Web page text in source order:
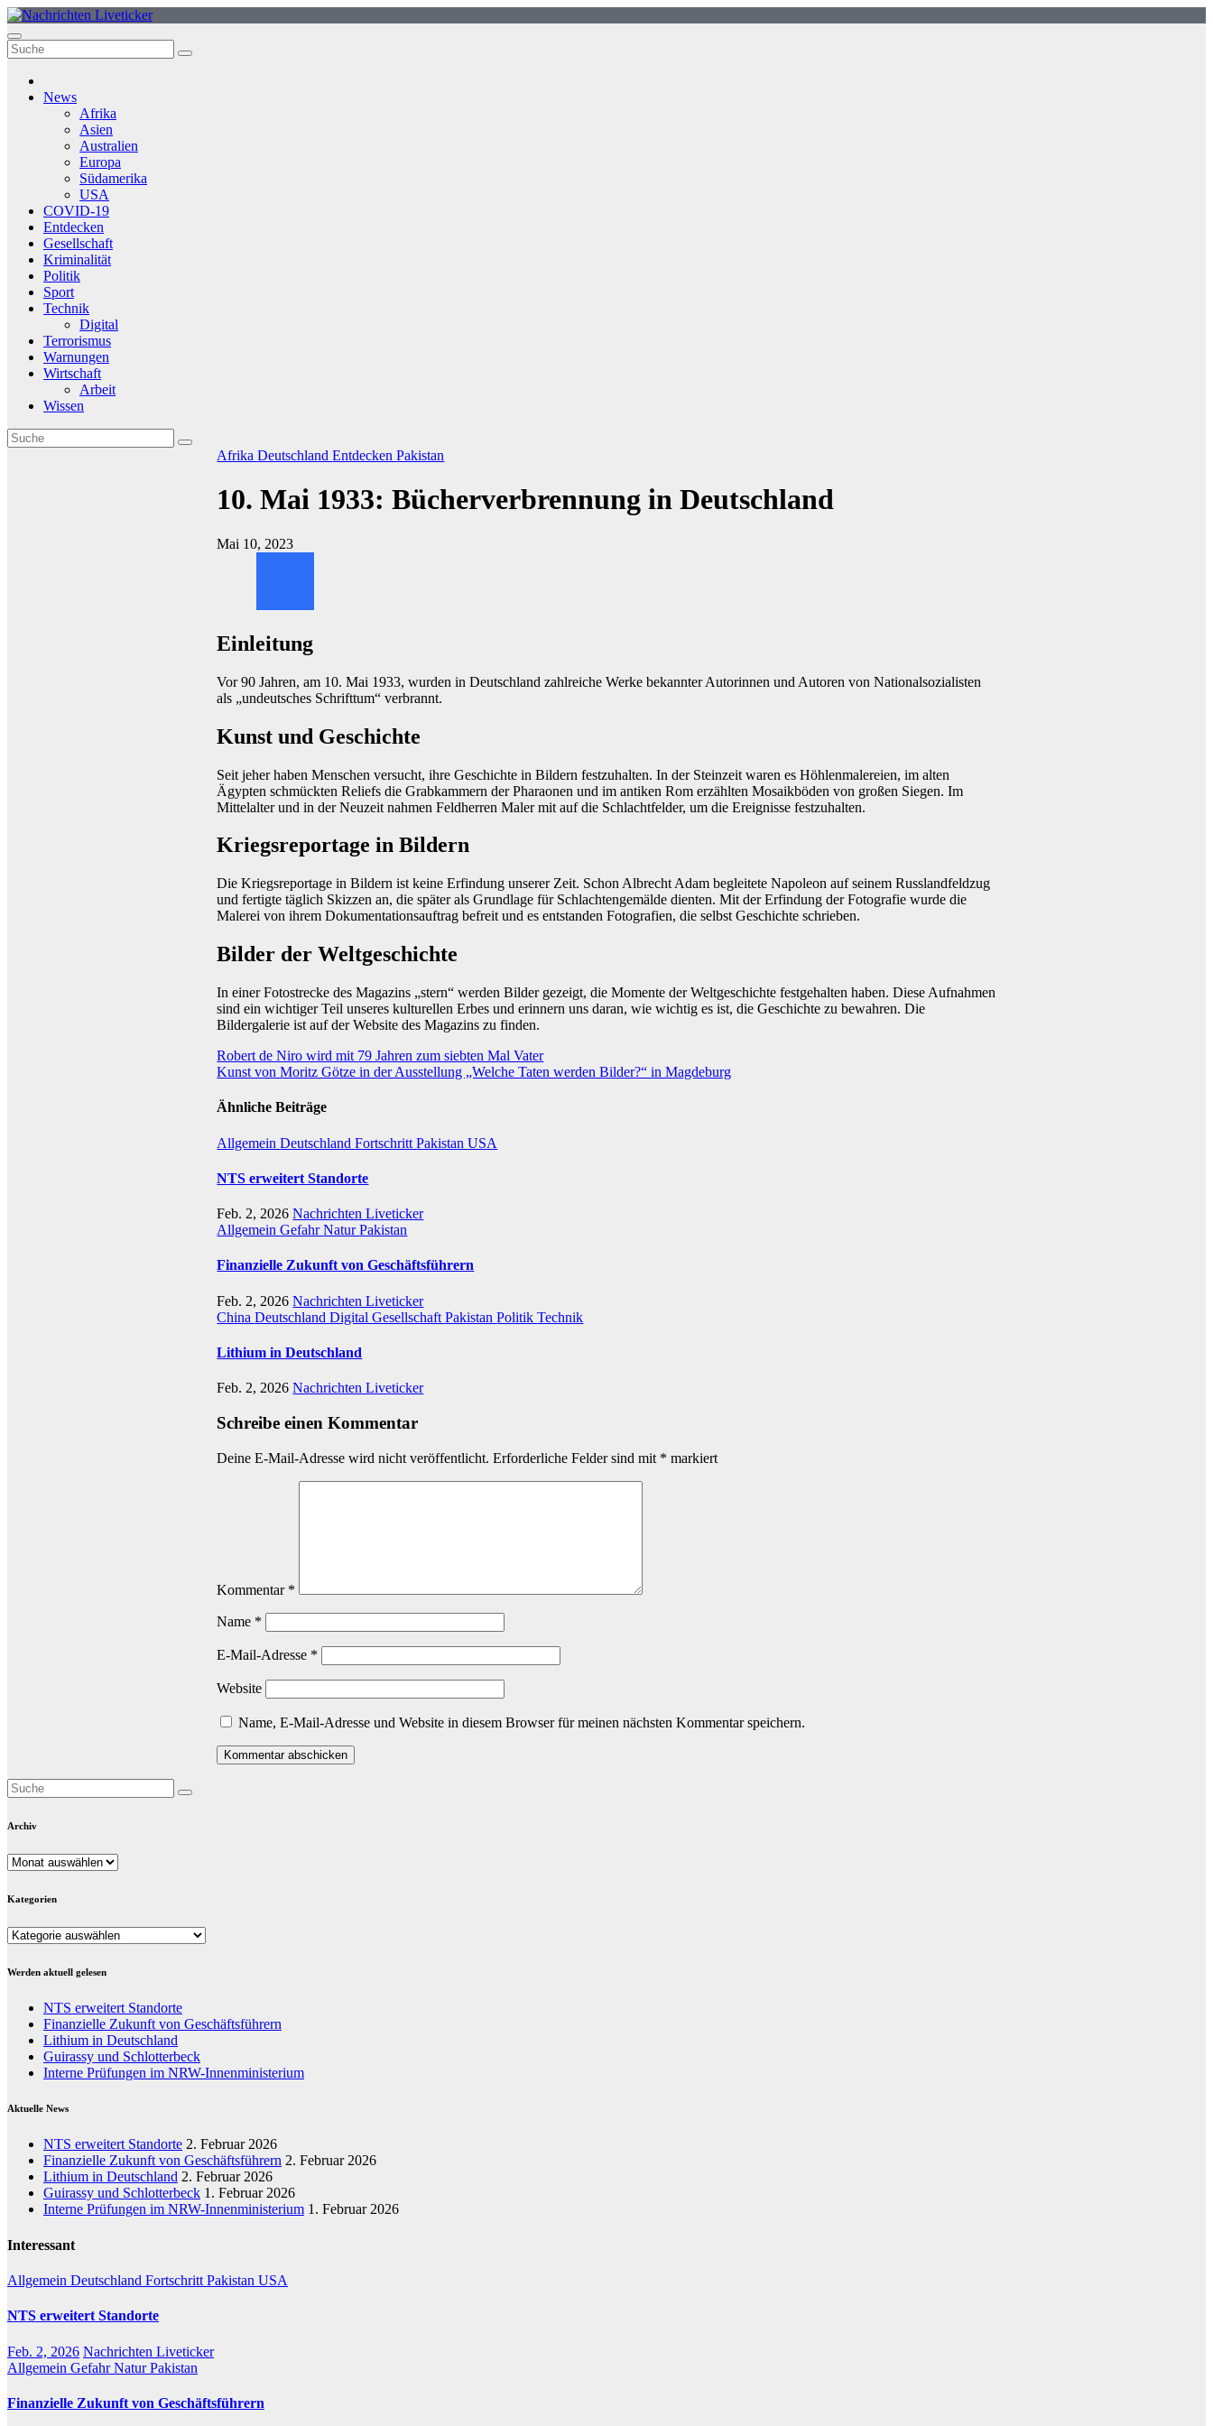
Zum
Inhalt
springen
News
Afrika
Asien
Australien
Europa
Südamerika
USA
COVID-19
Entdecken
Gesellschaft
Kriminalität
Politik
Sport
Technik
Digital
Terrorismus
Warnungen
Wirtschaft
Arbeit
Wissen
AfrikaDeutschlandEntdeckenPakistan
10. Mai 1933: Bücherverbrennung in Deutschland
Mai 10, 2023
Einleitung
Vor 90 Jahren, am 10. Mai 1933, wurden in Deutschland zahlreiche Werke bekannter Autorinnen und Autoren von Nationalsozialisten
als „undeutsches Schrifttum“ verbrannt.
Kunst und Geschichte
Seit jeher haben Menschen versucht, ihre Geschichte in Bildern festzuhalten. In der Steinzeit waren es Höhlenmalereien, im alten
Ägypten schmückten Reliefs die Grabkammern der Pharaonen und im antiken Rom erzählten Mosaikböden von großen Siegen. Im
Mittelalter und in der Neuzeit nahmen Feldherren Maler mit auf die Schlachtfelder, um die Ereignisse festzuhalten.
Kriegsreportage in Bildern
Die Kriegsreportage in Bildern ist keine Erfindung unserer Zeit. Schon Albrecht Adam begleitete Napoleon auf seinem Russlandfeldzug
und fertigte täglich Skizzen an, die später als Grundlage für Schlachtengemälde dienten. Mit der Erfindung der Fotografie wurde die
Malerei von ihrem Dokumentationsauftrag befreit und es entstanden Fotografien, die selbst Geschichte schrieben.
Bilder der Weltgeschichte
In einer Fotostrecke des Magazins „stern“ werden Bilder gezeigt, die Momente der Weltgeschichte festgehalten haben. Diese Aufnahmen
sind ein wichtiger Teil unseres kulturellen Erbes und erinnern uns daran, wie wichtig es ist, die Geschichte zu bewahren. Die
Bildergalerie ist auf der Website des Magazins zu finden.
Beitragsnavigation
Robert de Niro wird mit 79 Jahren zum siebten Mal Vater
Kunst von Moritz Götze in der Ausstellung „Welche Taten werden Bilder?“ in Magdeburg
Ähnliche Beiträge
AllgemeinDeutschlandFortschrittPakistanUSA
NTS erweitert Standorte
Feb. 2, 2026 Nachrichten Liveticker
AllgemeinGefahrNaturPakistan
Finanzielle Zukunft von Geschäftsführern
Feb. 2, 2026 Nachrichten Liveticker
ChinaDeutschlandDigitalGesellschaftPakistanPolitikTechnik
Lithium in Deutschland
Feb. 2, 2026 Nachrichten Liveticker
Schreibe einen Kommentar
Deine E-Mail-Adresse wird nicht veröffentlicht. Erforderliche Felder sind mit * markiert
Kommentar *
Name *
E-Mail-Adresse *
Website
Name, E-Mail-Adresse und Website in diesem Browser für meinen nächsten Kommentar speichern.
Archiv
Archiv
Kategorien
Kategorien
Werden aktuell gelesen
NTS erweitert Standorte
Finanzielle Zukunft von Geschäftsführern
Lithium in Deutschland
Guirassy und Schlotterbeck
Interne Prüfungen im NRW-Innenministerium
Aktuelle News
NTS erweitert Standorte 2. Februar 2026
Finanzielle Zukunft von Geschäftsführern 2. Februar 2026
Lithium in Deutschland 2. Februar 2026
Guirassy und Schlotterbeck 1. Februar 2026
Interne Prüfungen im NRW-Innenministerium 1. Februar 2026
Interessant
Allgemein Deutschland Fortschritt Pakistan USA
NTS erweitert Standorte
Feb. 2, 2026 Nachrichten Liveticker
Allgemein GefahrNaturPakistan
Finanzielle Zukunft von Geschäftsführern